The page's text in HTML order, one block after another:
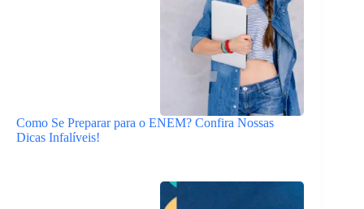
Como Se Preparar para o ENEM? Confira Nossas
Dicas Infalíveis!